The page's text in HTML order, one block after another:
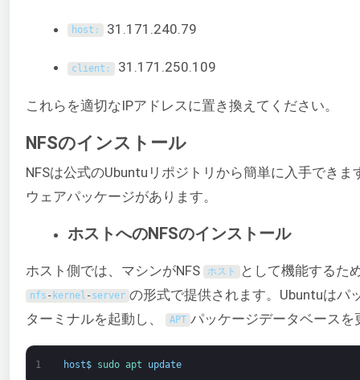
host : 31.171.240.79
client : 31.171.250.109
これらを適切なIPアドレスに置き換えてください。
NFSのインストール
NFSは公式のUbuntuリポジトリから簡単に入手できま
ウェアパッケージがあります。
ホストへのNFSのインストール
ホスト側では、マシンがNFS ホスト として機能するた
nfs - kernel - server の形式で提供されます。Ubuntuはパ
ターミナルを起動し、
APT パッケージデータベースを
1 host$ sudo apt update